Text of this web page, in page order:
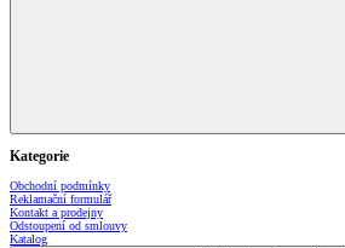
Kategorie
Obchodní podmínky
Reklamační formulář
Kontakt a prodejny
Odstoupení od smlouvy
Katalog